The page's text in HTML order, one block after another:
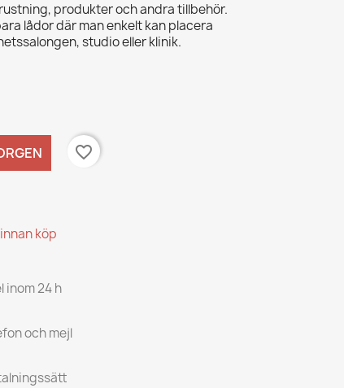
produkter och andra tillbehör.
lådor där man enkelt kan placera
studio eller klinik.
favorite_border
köp
inom 24 h
och mejl